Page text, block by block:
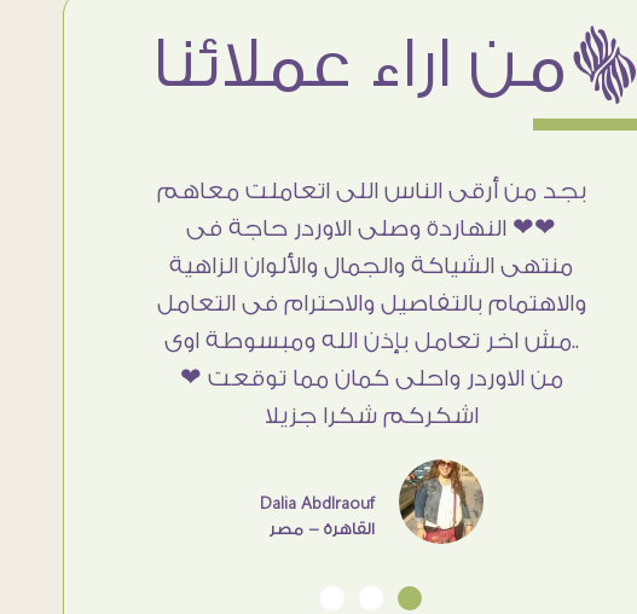
ëمن اراء عملائنا
بجد من أرقى الناس اللى اتعاملت معاهم
❤❤ النهاردة وصلى الاوردر حاجة فى
منتهى الشياكة والجمال والألوان الزاهية
والاهتمام بالتفاصيل والاحترام فى التعامل
..مش اخر تعامل بإذن الله ومبسوطة اوى
من الاوردر واحلى كمان مما توقعت ❤
اشكركم شكرا جزيلا
Dalia Abdlraouf
القاهرة - مصر